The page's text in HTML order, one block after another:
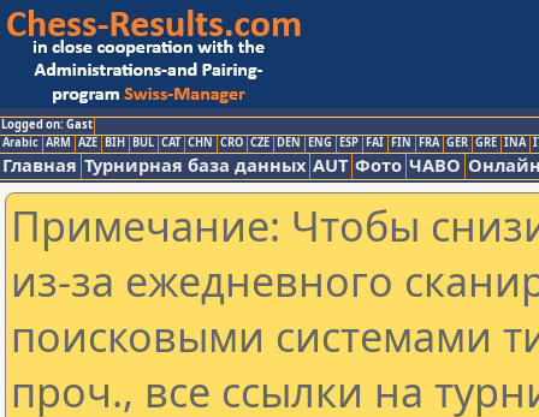
Logged on: Gast
Arabic ARM AZE BIH BUL CAT CHN CRO CZE DEN ENG ESP FAI FIN FRA GER GRE INA
Главная Турнирная база данных AUT Фото ЧАВО
Примечание: Чтобы
из-за ежедневного
поисковыми системами
проч., все ссылки на